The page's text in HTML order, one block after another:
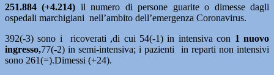
251.884 (+4.214) il numero di persone guarite o dimesse dagli
ospedali marchigiani nell’ambito dell’emergenza Coronavirus.
392(-3) sono i ricoverati ,di cui 54(-1) in intensiva con 1 nuovo
ingresso,77(-2) in semi-intensiva; i pazienti in reparti non intensivi
sono 261(=).Dimessi (+24).